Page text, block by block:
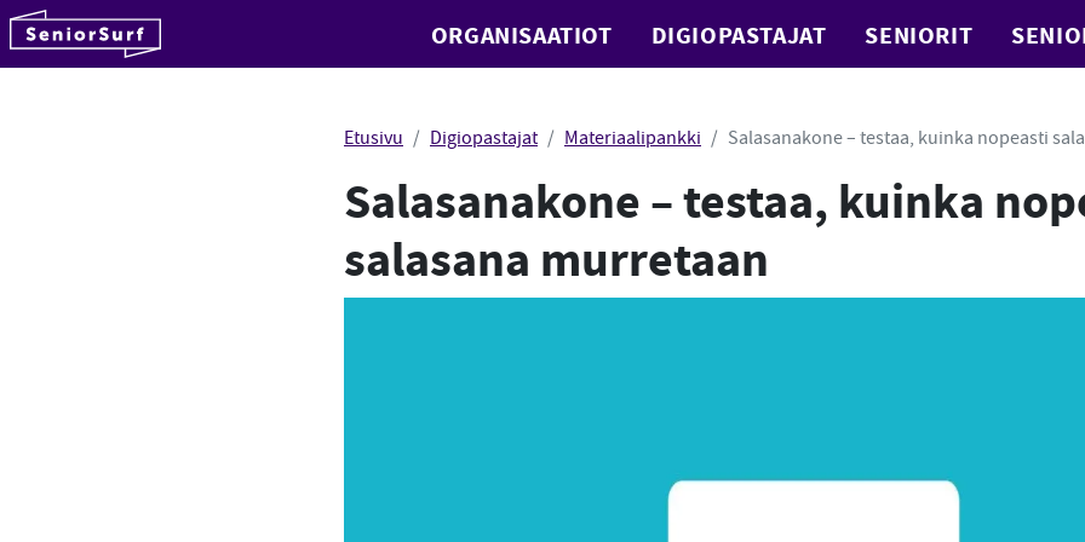
Hyppää sisältöön ORGANISAATIOT DIGIOPASTAJAT SENIORIT
Etusivu Digiopastajat Materiaalipankki Salasanakone – testaa, kuinka nopeasti
Salasanakone – testaa, kuinka
salasana murretaan